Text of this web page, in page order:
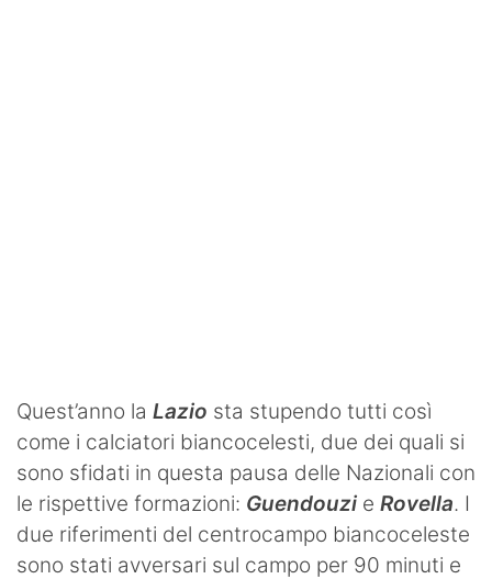
Quest’anno la Lazio sta stupendo tutti così
come i calciatori biancocelesti, due dei quali si
sono sfidati in questa pausa delle Nazionali con
le rispettive formazioni: Guendouzi e Rovella. I
due riferimenti del centrocampo biancoceleste
sono stati avversari sul campo per 90 minuti e